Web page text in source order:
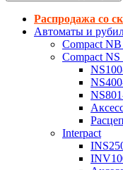
Распродажа со
Автоматы и
Compact
Compact
Interpact